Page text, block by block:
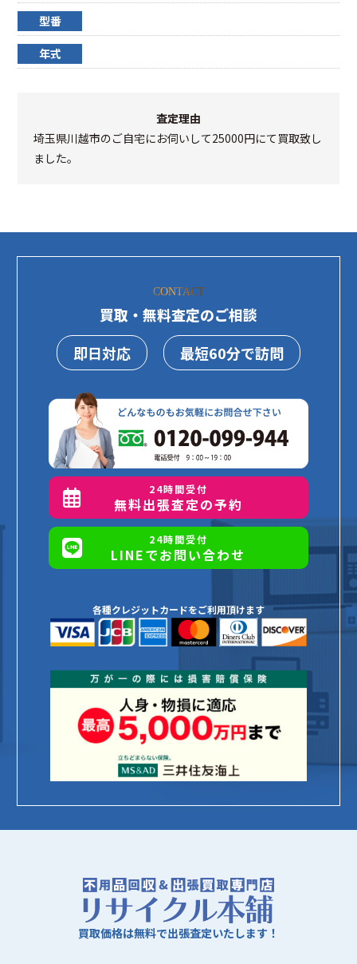
型番
年式
査定理由
埼玉県川越市のご自宅にお伺いして25000円にて買取致し
ました。
CONTACT
買取・無料査定のご相談
即日対応
最短60分で訪問
24時間受付
無料出張査定の予約
24時間受付
LINEでお問い合わせ
各種クレジットカードをご利用頂けます
買取価格は無料で出張査定いたします！